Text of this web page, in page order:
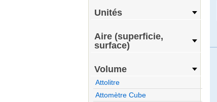
Unités
Aire (superficie,
surface)
Volume
Attolitre
Attomètre Cube